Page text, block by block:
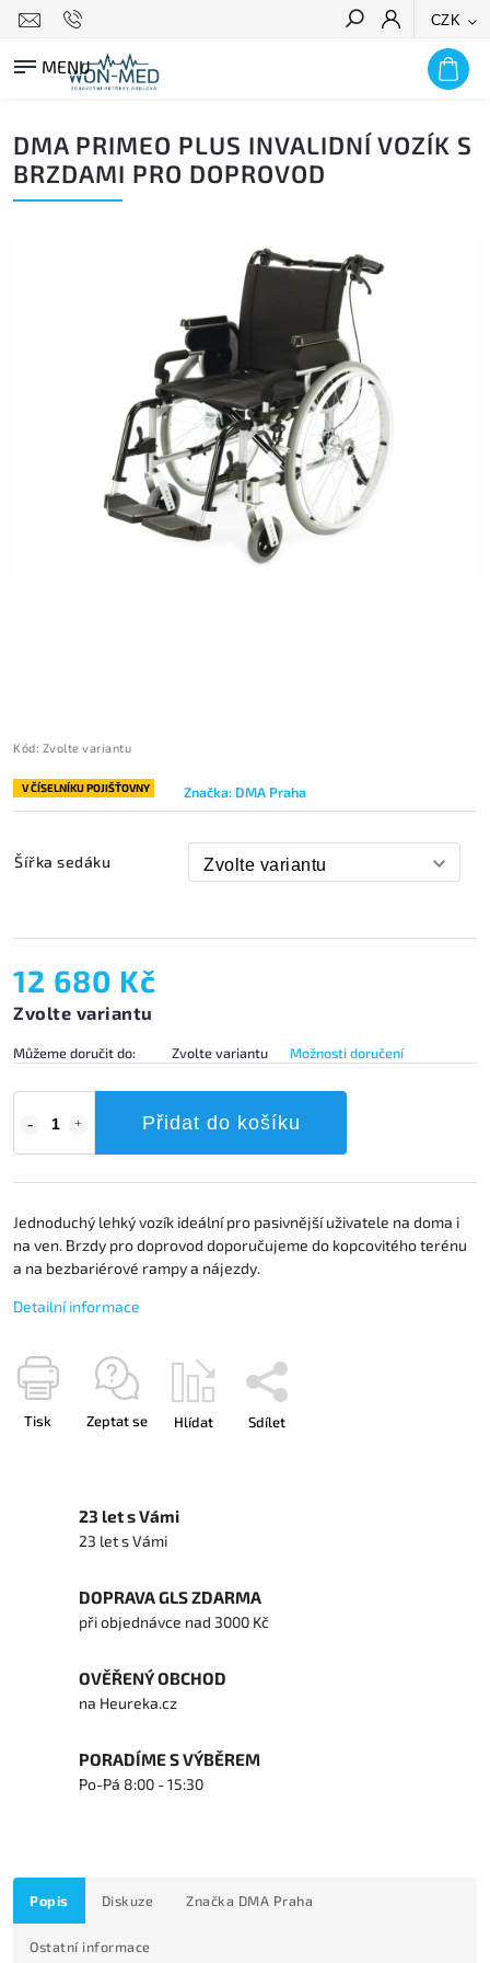
CZK
HLEDAT
DMA PRIMEO PLUS INVALIDNÍ VOZÍK S
BRZDAMI PRO DOPROVOD
Kód: Zvolte variantu
V ČÍSELNÍKU POJIŠŤOVNY Značka: DMA Praha
Šířka sedáku
12 680 Kč
Zvolte variantu
Můžeme doručit do: Zvolte variantu Možnosti doručení
Přidat do košíku
Jednoduchý lehký vozík ideální pro pasivnější uživatele na doma i
na ven. Brzdy pro doprovod doporučujeme do kopcovitého terénu
a na bezbariérové rampy a nájezdy.
Detailní informace
Tisk Zeptat se Hlídat Sdílet
23 let s Vámi
23 let s Vámi
DOPRAVA GLS ZDARMA
při objednávce nad 3000 Kč
OVĚŘENÝ OBCHOD
na Heureka.cz
PORADÍME S VÝBĚREM
Po-Pá 8:00 - 15:30
Popis Diskuze Značka DMA Praha
Ostatní informace